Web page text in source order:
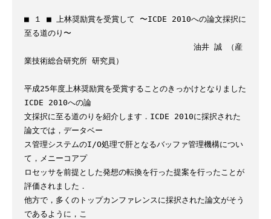
■ １ ■ 上林奨励賞を受賞して 〜ICDE 2010への論文採択に
至る道のり〜
業技術総合研究所 研究員）
平成25年度上林奨励賞を受賞することのきっかけとなりました
ICDE 2010への論
文採択に至る道のりを紹介します．ICDE 2010に採択された
論文では，データベー
ス管理システムのI/O処理で肝となるバッファ管理機構につい
て，メニーコアプ
ロセッサを前提とした発想の転換を行った提案を行ったことが
評価されました．
他方で，多くのトップカンファレンスに採択された論文がそう
であるように，こ